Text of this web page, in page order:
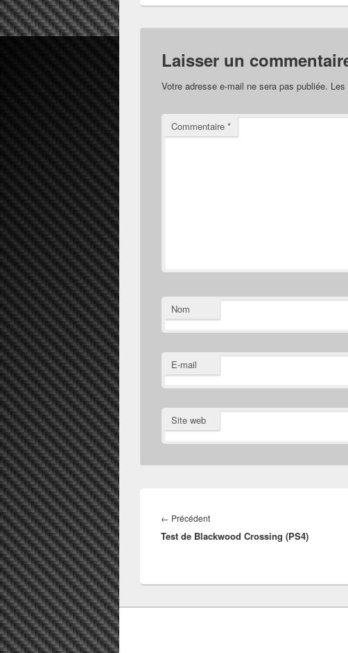
Laisser un
Votre adresse e-mail ne sera pas publiée.
Commentaire *
Nom
E-mail
Site web
de
l’article
← PrécédentArticle
précédent :
Test de Blackwood Crossing (PS4)